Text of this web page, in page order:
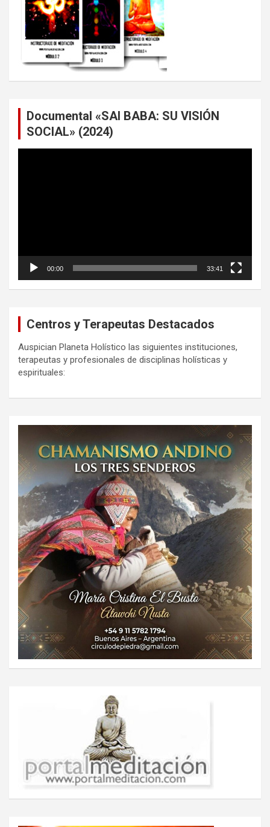
Documental «SAI BABA: SU VISIÓN
SOCIAL» (2024)
00:00 33:41
Centros y Terapeutas Destacados
Auspician Planeta Holístico las siguientes instituciones,
terapeutas y profesionales de disciplinas holísticas y
espirituales: